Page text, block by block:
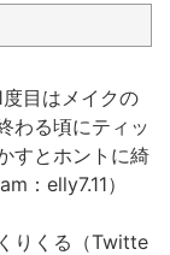
目はメイクの
わる頃にティッ
すとホントに綺
：elly7.11）
りくる（Twitte